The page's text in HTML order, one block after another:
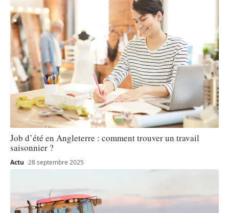
Job d’été en Angleterre : comment trouver un travail
saisonnier ?
Actu 28 septembre 2025